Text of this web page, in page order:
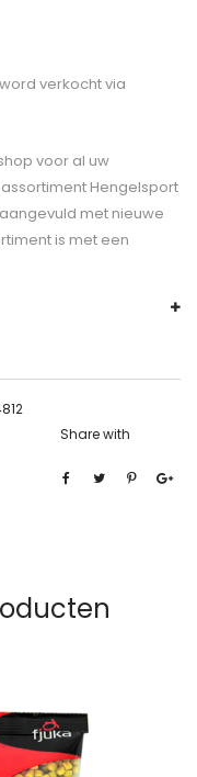
word verkocht via
voor al uw
Hengelsport
met nieuwe
is met een
Share with